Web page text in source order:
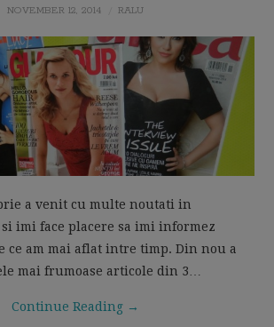
NOVEMBER 12, 2014 RALU
a venit cu multe noutati in
imi face placere sa imi informez
ce am mai aflat intre timp. Din nou a
mai frumoase articole din 3…
Continue Reading →